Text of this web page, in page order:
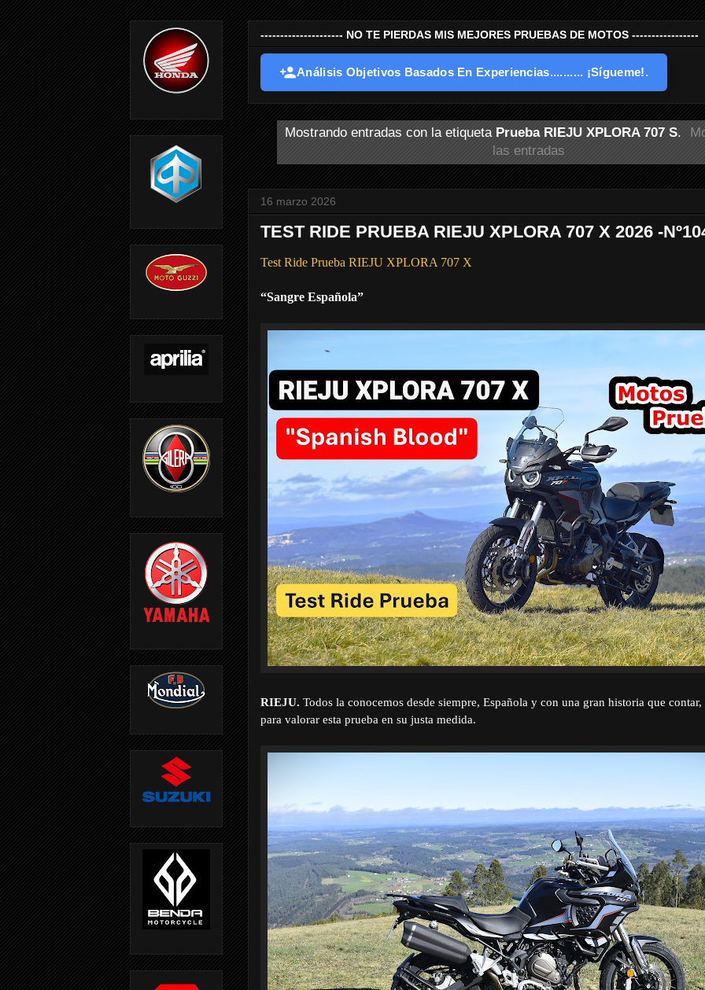
--------------------- NO TE PIERDAS MIS MEJORES PRUEBAS DE MOTOS -----------------
Análisis Objetivos Basados En Experiencias.......... ¡Sígueme!.
Mostrando entradas con la etiqueta Prueba RIEJU XPLORA 707 S.
las entradas
16 marzo 2026
TEST RIDE PRUEBA RIEJU XPLORA 707 X 2026 -
Test Ride Prueba RIEJU XPLORA 707 X
“Sangre Española”
RIEJU. Todos la conocemos desde siempre, Española y con una gran historia que
para valorar esta prueba en su justa medida.